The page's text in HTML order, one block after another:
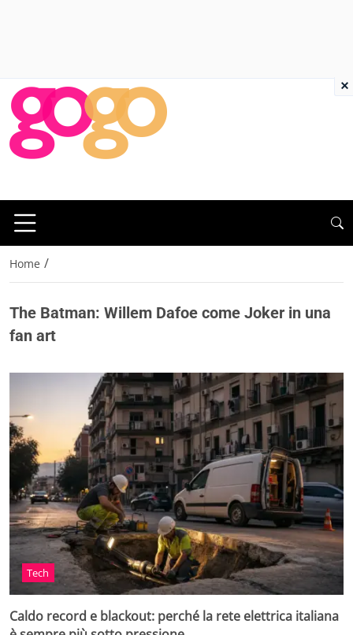
Home /
The Batman: Willem Dafoe come Joker in una
fan art
Tech
Caldo record e blackout: perché la rete elettrica italiana
×